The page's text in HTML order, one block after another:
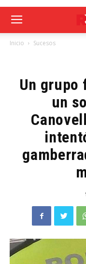
Inicio Sucesos
Un grupo
un